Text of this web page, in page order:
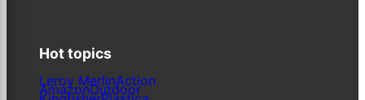
Hot topics
Leroy MerlinAction
AmazonOutdoor